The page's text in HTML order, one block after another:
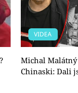
VIDEA
Michal
Chinaski: Dali